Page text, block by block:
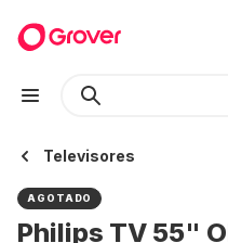
Televisores
AGOTADO
Philips TV 55"